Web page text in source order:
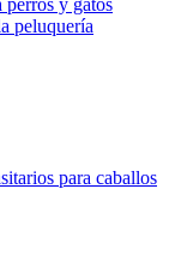
perros y gatos
peluquería
para caballos